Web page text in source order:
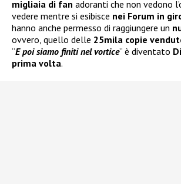
migliaia di fan adoranti che non vedono
vedere mentre si esibisce nei Forum in
hanno anche permesso di raggiungere un
ovvero, quello delle 25mila copie
“E poi siamo finiti nel vortice” è diventato
prima volta.